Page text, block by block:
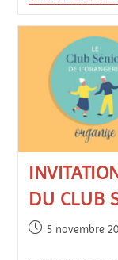
DU CLUB
5 novembre